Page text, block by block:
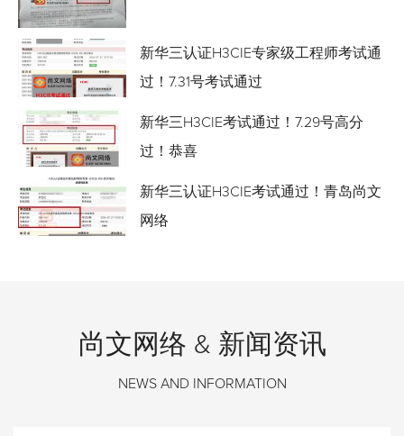
新华三认证H3CIE专家级工程师考试通
过！7.31号考试通过
新华三H3CIE考试通过！7.29号高分
过！恭喜
新华三认证H3CIE考试通过！青岛尚文
网络
尚文网络 & 新闻资讯
NEWS AND INFORMATION